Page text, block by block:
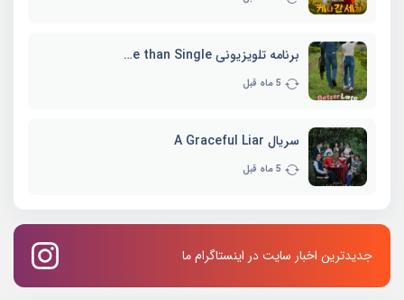
برنامه تلویزیونی Better Late than Single
5 ماه قبل
سریال A Graceful Liar
5 ماه قبل
جدیدترین اخبار سایت در اینستاگرام ما